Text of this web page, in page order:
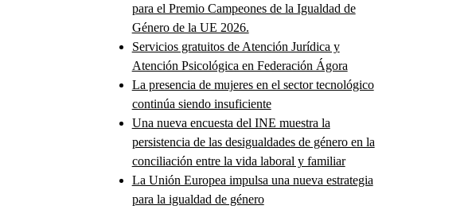
para el Premio Campeones de la Igualdad de
Género de la UE 2026.
Servicios gratuitos de Atención Jurídica y
Atención Psicológica en Federación Ágora
La presencia de mujeres en el sector tecnológico
continúa siendo insuficiente
Una nueva encuesta del INE muestra la
persistencia de las desigualdades de género en la
conciliación entre la vida laboral y familiar
La Unión Europea impulsa una nueva estrategia
para la igualdad de género